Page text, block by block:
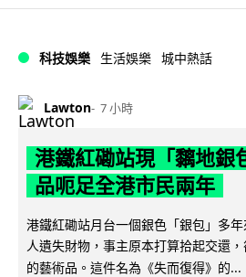
科技娛樂 生活娛樂 城中熱話
Lawton 7 小時
港鐵紅磡站現「黐地銀
品呃足全港市民兩年
港鐵紅磡站月台一個銀色「銀包」多
人遺失財物，事主原本打算拾起交還
的藝術品。這件名為《失而復得》的...